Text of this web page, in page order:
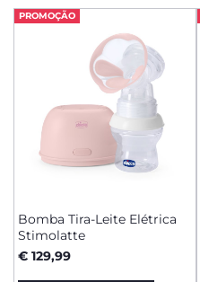
PROMOÇÃO
Bomba Tira-Leite Elétrica
Stimolatte
€ 129,99